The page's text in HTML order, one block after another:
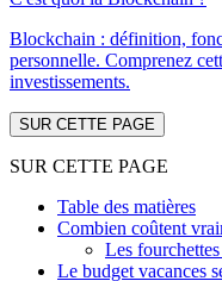
Blockchain : définition,
personnelle. Comprenez
investissements.
SUR CETTE PAGE
SUR CETTE PAGE
Table des matières
Combien coûtent
Les
Le budget vacances